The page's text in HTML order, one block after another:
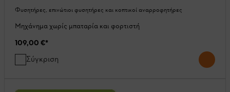
Φυσητήρες, επινώτιοι φυσητήρες και κοπτικοί αναρροφητήρες
Μηχάνημα χωρίς μπαταρία και φορτιστή
109,00 €*
Σύγκριση